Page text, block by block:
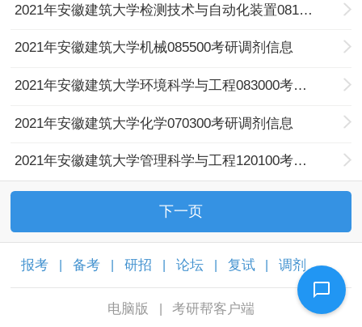
2021年安徽建筑大学检测技术与自动化装置081102考研调剂信息
2021年安徽建筑大学机械085500考研调剂信息
2021年安徽建筑大学环境科学与工程083000考研调剂信息
2021年安徽建筑大学化学070300考研调剂信息
2021年安徽建筑大学管理科学与工程120100考研调剂信息
下一页
报考 备考 研招 论坛 复试 调剂
电脑版 考研帮客户端